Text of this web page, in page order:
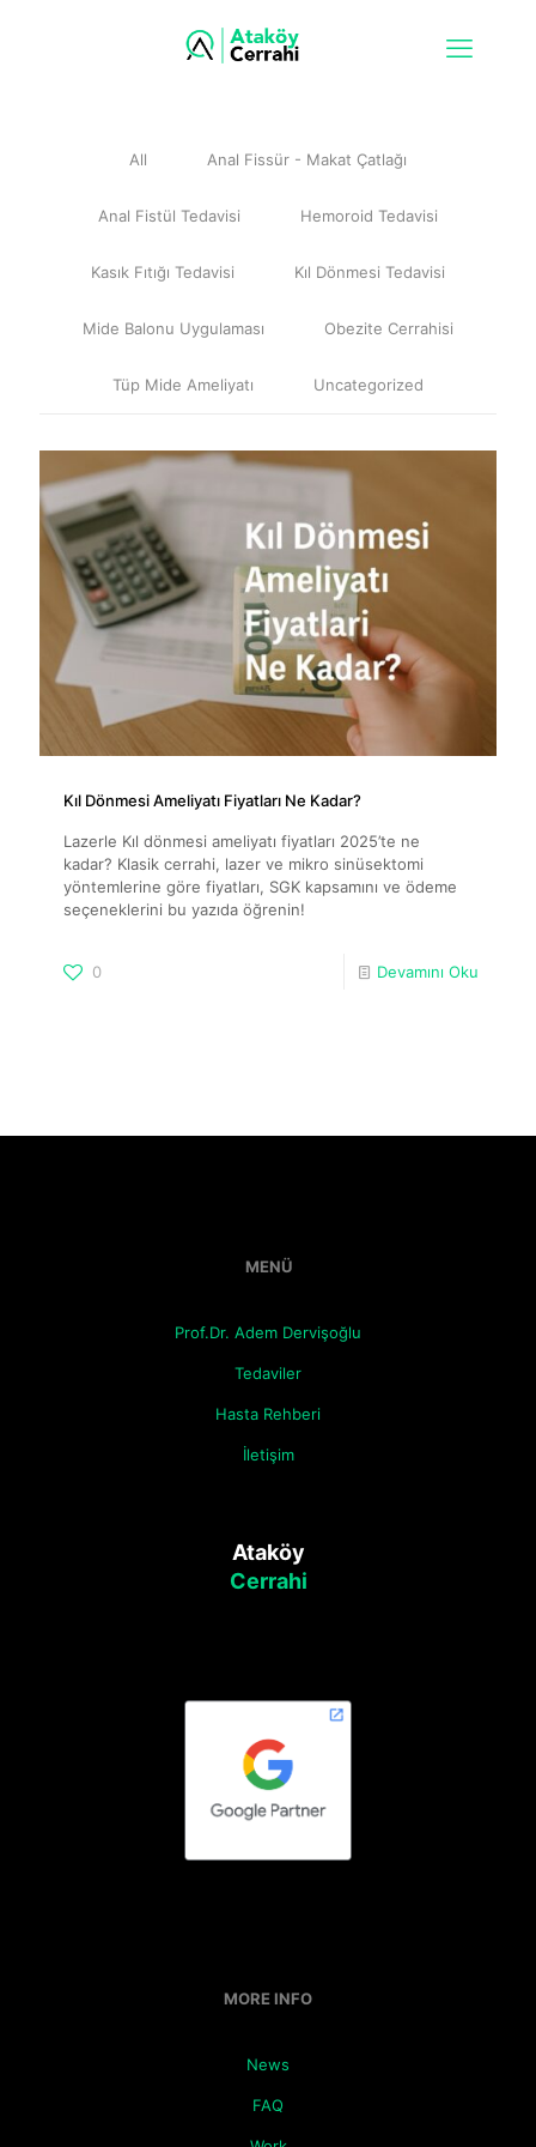
All Anal Fissür - Makat Çatlağı
Anal Fistül Tedavisi Hemoroid Tedavisi
Kasık Fıtığı Tedavisi Kıl Dönmesi Tedavisi
Mide Balonu Uygulaması Obezite Cerrahisi
Tüp Mide Ameliyatı Uncategorized
Kıl Dönmesi Ameliyatı Fiyatları Ne Kadar?
Lazerle Kıl dönmesi ameliyatı fiyatları 2025’te ne
kadar? Klasik cerrahi, lazer ve mikro sinüsektomi
yöntemlerine göre fiyatları, SGK kapsamını ve ödeme
seçeneklerini bu yazıda öğrenin!
0 Devamını Oku
MENÜ
Prof.Dr. Adem Dervişoğlu
Tedaviler
Hasta Rehberi
İletişim
Ataköy
Cerrahi
MORE INFO
News
FAQ